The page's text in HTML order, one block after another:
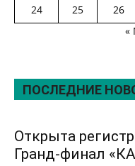
24
25 26
«
ПОСЛЕДНИЕ
Открыта
Гранд-финал